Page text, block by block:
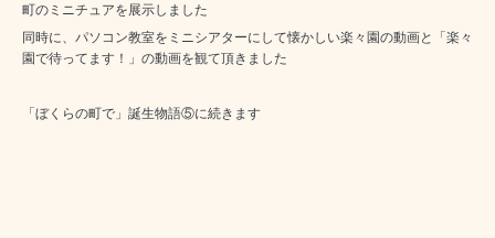
町のミニチュアを展示しました
同時に、パソコン教室をミニシアターにして懐かしい楽々園の動画と「楽々
園で待ってます！」の動画を観て頂きました
「ぼくらの町で」誕生物語⑤に続きます